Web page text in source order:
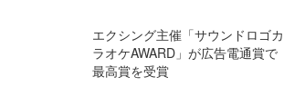
エクシング主催「サウンドロゴカ
ラオケAWARD」が広告電通賞で
最高賞を受賞